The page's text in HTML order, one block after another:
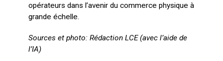
opérateurs dans l’avenir du commerce physique à
grande échelle.
Sources et photo: Rédaction LCE (avec l’aide de
l’IA)